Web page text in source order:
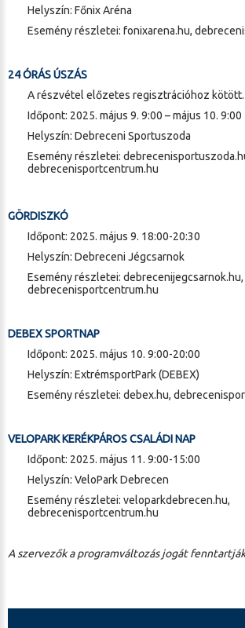
Helyszín: Főnix Aréna
Esemény részletei: fonixarena.hu,
24 ÓRÁS ÚSZÁS
A részvétel előzetes regisztrációhoz kötött.
Időpont: 2025. május 9. 9:00 – május 10. 9:00
Helyszín: Debreceni Sportuszoda
Esemény részletei:
debrecenisportcentrum.hu
GÖRDISZKÓ
Időpont: 2025. május 9. 18:00-20:30
Helyszín: Debreceni Jégcsarnok
Esemény részletei: debrecenijegcsarnok.hu,
debrecenisportcentrum.hu
DEBEX SPORTNAP
Időpont: 2025. május 10. 9:00-20:00
Helyszín: ExtrémsportPark (DEBEX)
Esemény részletei: debex.hu,
VELOPARK KERÉKPÁROS CSALÁDI NAP
Időpont: 2025. május 11. 9:00-15:00
Helyszín: VeloPark Debrecen
Esemény részletei: veloparkdebrecen.hu,
debrecenisportcentrum.hu
A szervezők a programváltozás jogát